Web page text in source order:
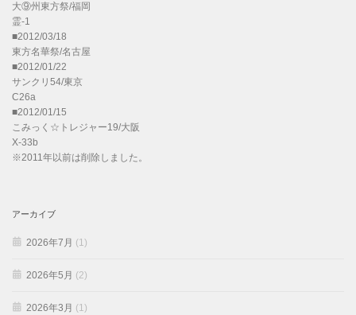
大⑨州東方祭/福岡
霊-1
■2012/03/18
東方名華祭/名古屋
■2012/01/22
サンクリ54/東京
C26a
■2012/01/15
こみっく☆トレジャー19/大阪
X-33b
※2011年以前は削除しました。
アーカイブ
2026年7月 (1)
2026年5月 (2)
2026年3月 (1)